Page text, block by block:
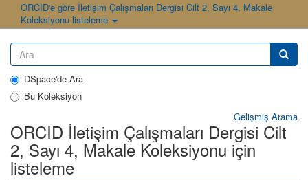
ORCID'e göre İletişim Çalışmaları Dergisi Cilt 2, Sayı 4, Makale
Koleksiyonu listeleme
DSpace'de Ara
Bu Koleksiyon
Gelişmiş Arama
ORCID İletişim Çalışmaları Dergisi Cilt
2, Sayı 4, Makale Koleksiyonu için
listeleme